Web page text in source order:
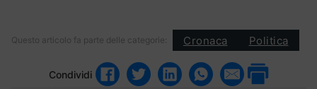
Questo articolo fa parte delle categorie: Cronaca Politica
Condividi